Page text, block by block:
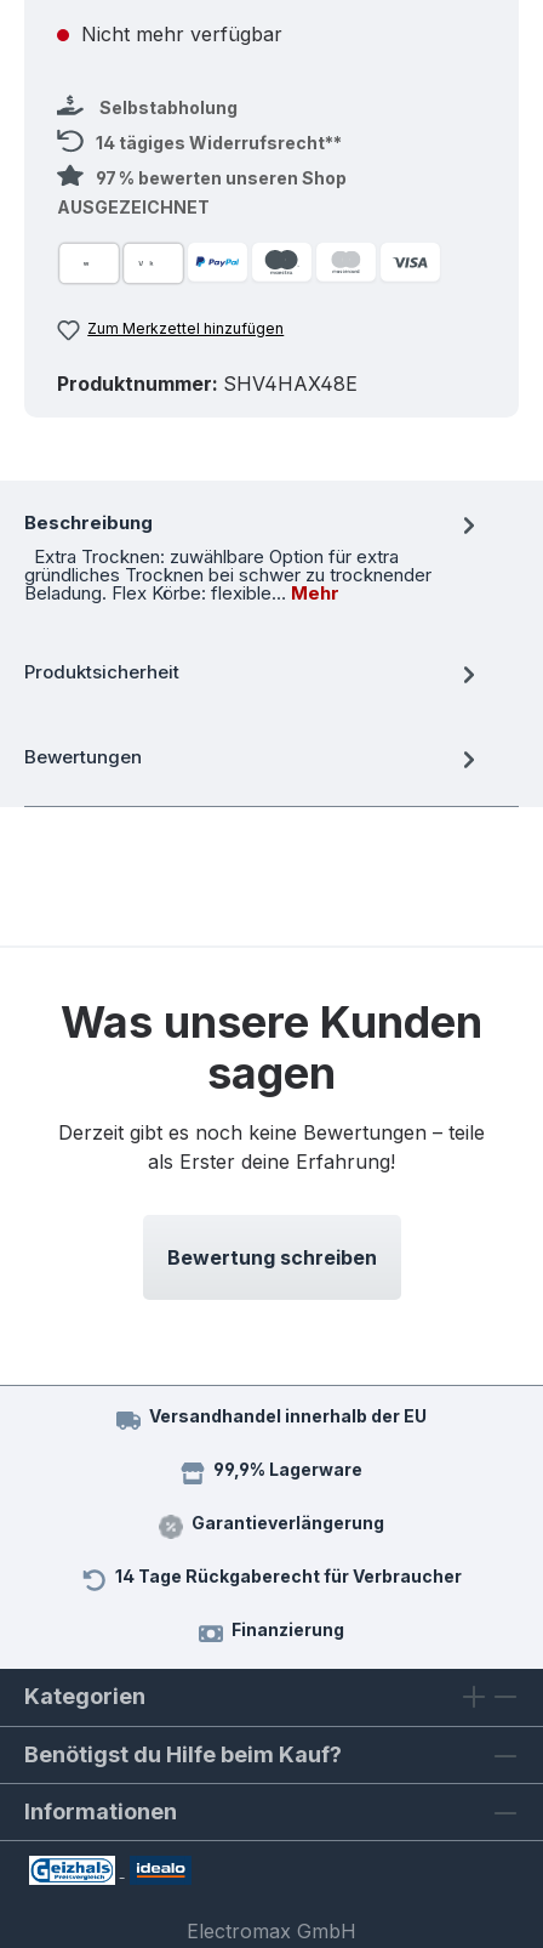
Nicht mehr verfügbar
Selbstabholung
14 tägiges Widerrufsrecht**
97 % bewerten unseren Shop
AUSGEZEICHNET
Zum Merkzettel hinzufügen
Produktnummer: SHV4HAX48E
Beschreibung
Extra Trocknen: zuwählbare Option für extra
gründliches Trocknen bei schwer zu trocknender
Beladung. Flex Körbe: flexible… Mehr
Produktsicherheit
Bewertungen
Was unsere Kunden
sagen
Derzeit gibt es noch keine Bewertungen – teile
als Erster deine Erfahrung!
Bewertung schreiben
Versandhandel innerhalb der EU
99,9% Lagerware
Garantieverlängerung
14 Tage Rückgaberecht für Verbraucher
Finanzierung
Kategorien
Benötigst du Hilfe beim Kauf?
Informationen
Electromax GmbH